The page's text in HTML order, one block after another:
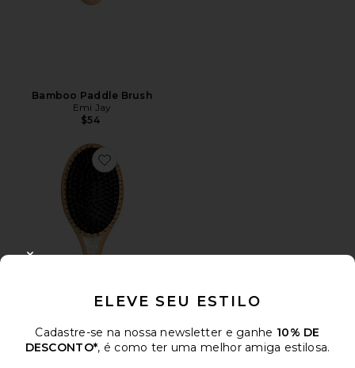
Bamboo Paddle Brush
Emi Jay
$54
Favorite Flat Brush
ELEVE SEU ESTILO
Cadastre-se na nossa newsletter e ganhe 10% DE
DESCONTO*, é como ter uma melhor amiga estilosa.